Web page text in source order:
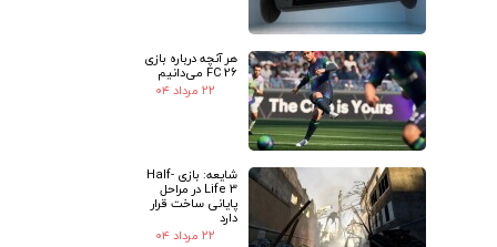
هر آنچه درباره بازی
FC 26 می‌دانیم
۲۲ مرداد ۰۴
شایعه: بازی Half-
Life 3 در مراحل
پایانی ساخت قرار
دارد
۲۲ مرداد ۰۴